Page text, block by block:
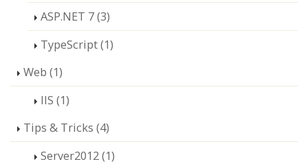
ASP.NET 7 (3)
TypeScript (1)
Web (1)
IIS (1)
Tips & Tricks (4)
Server2012 (1)